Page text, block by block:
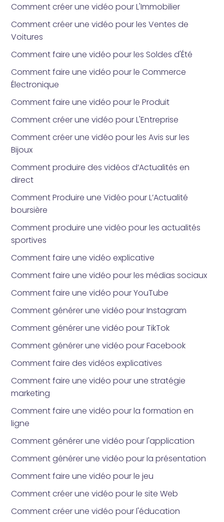
Comment créer une vidéo pour L'Immobilier
Comment créer une vidéo pour les Ventes de
Voitures
Comment faire une vidéo pour les Soldes d'Été
Comment faire une vidéo pour le Commerce
Électronique
Comment faire une vidéo pour le Produit
Comment créer une vidéo pour L'Entreprise
Comment créer une vidéo pour les Avis sur les
Bijoux
Comment produire des vidéos d’Actualités en
direct
Comment Produire une Vidéo pour L’Actualité
boursière
Comment produire une vidéo pour les actualités
sportives
Comment faire une vidéo explicative
Comment faire une vidéo pour les médias sociaux
Comment faire une vidéo pour YouTube
Comment générer une vidéo pour Instagram
Comment générer une vidéo pour TikTok
Comment générer une vidéo pour Facebook
Comment faire des vidéos explicatives
Comment faire une vidéo pour une stratégie
marketing
Comment faire une vidéo pour la formation en
ligne
Comment générer une vidéo pour l'application
Comment générer une vidéo pour la présentation
Comment faire une vidéo pour le jeu
Comment créer une vidéo pour le site Web
Comment créer une vidéo pour l'éducation